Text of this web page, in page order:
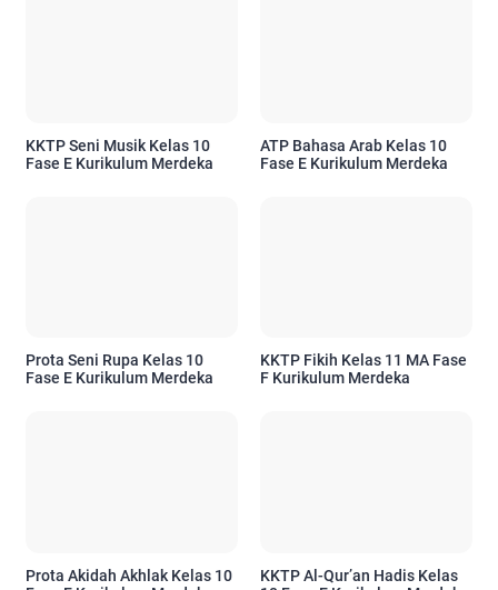
KKTP Seni Musik Kelas 10
Fase E Kurikulum Merdeka
ATP Bahasa Arab Kelas 10
Fase E Kurikulum Merdeka
Prota Seni Rupa Kelas 10
Fase E Kurikulum Merdeka
KKTP Fikih Kelas 11 MA Fase
F Kurikulum Merdeka
Prota Akidah Akhlak Kelas 10
KKTP Al-Qur’an Hadis Kelas